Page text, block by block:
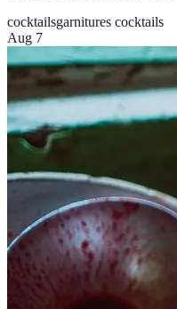
cocktailsgarnitures cocktails
Aug 7